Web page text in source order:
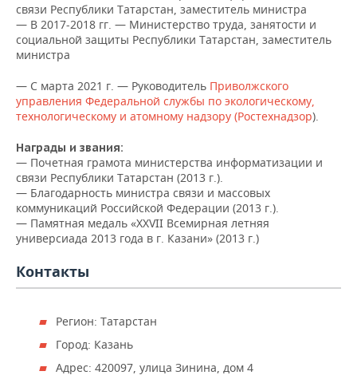
КИБЕРСПОРТ
ВОДНЫЕ ВИДЫ СПОРТА
ХОККЕЙ С МЯЧОМ
КУЛЬТУРА
ОБРАЗОВАНИЕ
ПРОИСШЕСТВИЯ
СПИСОК КОМПАНИЙ
связи Республики Татарстан, заместитель министра
— В 2017-2018 гг. — Министерство труда, занятости и
социальной защиты Республики Татарстан, заместитель
министра
— С марта 2021 г. — Руководитель Приволжского
управления Федеральной службы по экологическому,
технологическому и атомному надзору (Ростехнадзор).
Награды и звания:
— Почетная грамота министерства информатизации и
связи Республики Татарстан (2013 г.).
— Благодарность министра связи и массовых
коммуникаций Российской Федерации (2013 г.).
— Памятная медаль «XXVII Всемирная летняя
универсиада 2013 года в г. Казани» (2013 г.)
Контакты
Регион: Татарстан
Город: Казань
Адрес: 420097, улица Зинина, дом 4